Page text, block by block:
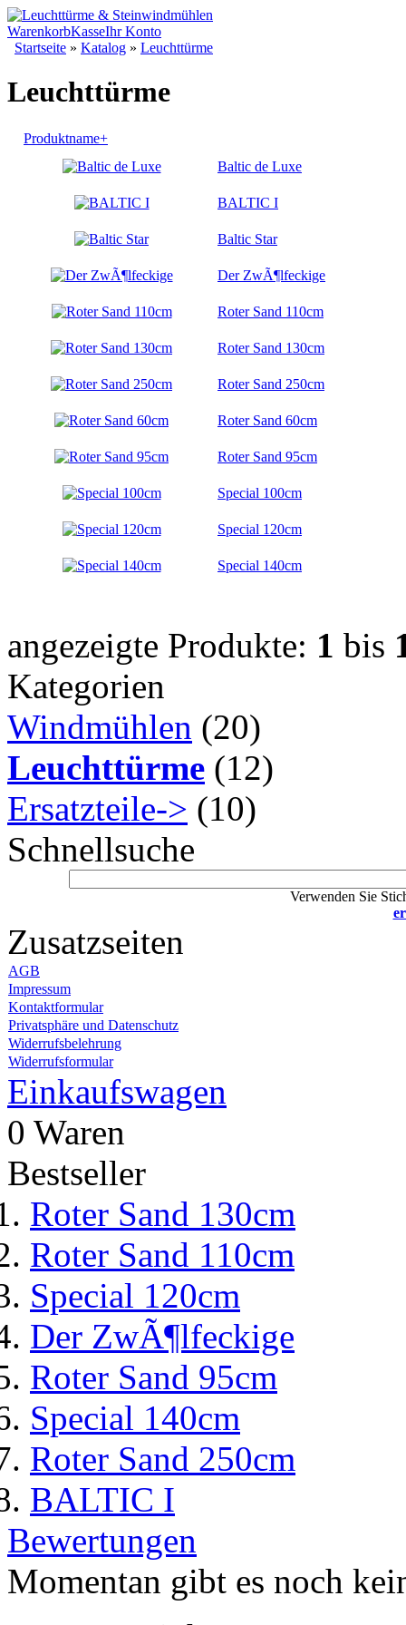
WarenkorbKasseIhr Konto
Startseite » Katalog » Leuchttürme
Leuchttürme
Produktname+
Baltic de Luxe
BALTIC I
Baltic Star
Der ZwÃ¶lfeckige
Roter Sand 110cm
Roter Sand 130cm
Roter Sand 250cm
Roter Sand 60cm
Roter Sand 95cm
Special 100cm
Special 120cm
Special 140cm
angezeigte Produkte: 1 bis
Kategorien
Windmühlen (20)
Leuchttürme (12)
Ersatzteile-> (10)
Schnellsuche
Verwenden Sie
Zusatzseiten
AGB
Impressum
Kontaktformular
Privatsphäre und Datenschutz
Widerrufsbelehrung
Widerrufsformular
Einkaufswagen
0 Waren
Bestseller
Roter Sand 130cm
Roter Sand 110cm
Special 120cm
Der ZwÃ¶lfeckige
Roter Sand 95cm
Special 140cm
Roter Sand 250cm
BALTIC I
Bewertungen
Momentan gibt es noch